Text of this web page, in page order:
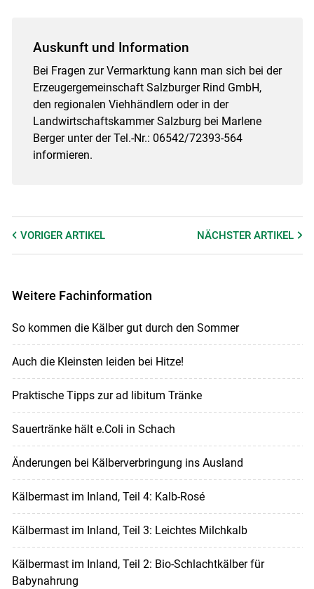
Auskunft und Information
Bei Fragen zur Vermarktung kann man sich bei der
Erzeugergemeinschaft Salzburger Rind GmbH,
den regionalen Viehhändlern oder in der
Landwirtschaftskammer Salzburg bei Marlene
Berger unter der Tel.-Nr.: 06542/72393-564
informieren.
VORIGER ARTIKEL NÄCHSTERARTIKEL
Weitere Fachinformation
So kommen die Kälber gut durch den Sommer
Auch die Kleinsten leiden bei Hitze!
Praktische Tipps zur ad libitum Tränke
Sauertränke hält e.Coli in Schach
Änderungen bei Kälberverbringung ins Ausland
Kälbermast im Inland, Teil 4: Kalb-Rosé
Kälbermast im Inland, Teil 3: Leichtes Milchkalb
Kälbermast im Inland, Teil 2: Bio-Schlachtkälber für
Babynahrung